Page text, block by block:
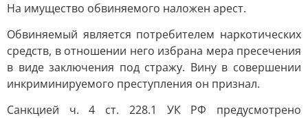
На имущество обвиняемого наложен арест.
Обвиняемый является потребителем наркотических
средств, в отношении него избрана мера пресечения
в виде заключения под стражу. Вину в совершении
инкриминируемого преступления он признал.
Санкцией ч. 4 ст. 228.1 УК РФ предусмотрено